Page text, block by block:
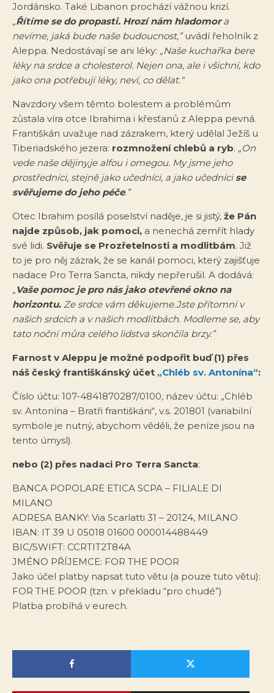
Jordánsko. Také Libanon prochází vážnou krizí.
„Řítíme se do propasti. Hrozí nám hladomora
nevíme, jaká bude naše budoucnost,”uvádí řeholník z
Aleppa. Nedostávají se ani léky: „Naše kuchařka bere
léky na srdce a cholesterol. Nejen ona, ale i všichni, kdo
jako ona potřebují léky, neví, co dělat.“
Navzdory všem těmto bolestem a problémům
zůstala víra otce Ibrahima i křesťanů z Aleppa pevná.
Františkán uvažuje nad zázrakem, který udělal Ježíš u
Tiberiadského jezera: rozmnožení chlebů a ryb. „On
vede naše dějiny,je alfou i omegou. My jsme jeho
prostředníci, stejně jako učedníci, a jako učednícise
svěřujeme do jeho péče.”
Otec Ibrahim posílá poselství naděje, je si jistý, že Pán
najde způsob, jak pomoci, a nenechá zemřít hlady
své lidi. Svěřuje se Prozřetelnosti a modlitbám. Již
to je pro něj zázrak, že se kanál pomoci, který zajišťuje
nadace Pro Terra Sancta, nikdy nepřerušil. A dodává:
„Vaše pomoc je pro nás jako otevřené okno na
horizontu. Ze srdce vám děkujeme.Jste přítomní v
našich srdcích a v našich modlitbách. Modleme se, aby
tato noční můra celého lidstva skončila brzy.”
Farnost v Aleppu je možné podpořit buď (1) přes
náš český františkánský účet „Chléb sv. Antonína“:
Číslo účtu: 107-4841870287/0100, název účtu: „Chléb
sv. Antonína – Bratři františkáni“, v.s. 201801 (variabilní
symbole je nutný, abychom věděli, že peníze jsou na
tento úmysl).
nebo (2) přes nadaci Pro Terra Sancta:
BANCA POPOLARE ETICA SCPA – FILIALE DI
MILANO
ADRESA BANKY: Via Scarlatti 31 – 20124, MILANO
IBAN: IT 39 U 05018 01600 000014488449
BIC/SWIFT: CCRTIT2T84A
JMÉNO PŘÍJEMCE: FOR THE POOR
Jako účel platby napsat tuto větu (a pouze tuto větu):
FOR THE POOR (tzn. v překladu “pro chudé”)
Platba probíhá v eurech.